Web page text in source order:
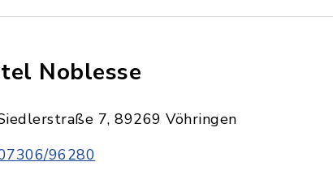
Noblesse
7, 89269 Vöhringen
96280